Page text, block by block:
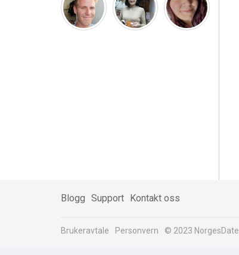
Blogg Support Kontakt oss
Brukeravtale Personvern © 2023 NorgesDate